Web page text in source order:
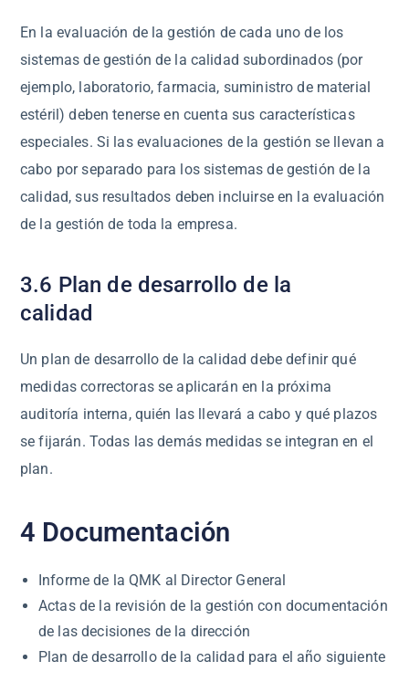
En la evaluación de la gestión de cada uno de los
sistemas de gestión de la calidad subordinados (por
ejemplo, laboratorio, farmacia, suministro de material
estéril) deben tenerse en cuenta sus características
especiales. Si las evaluaciones de la gestión se llevan a
cabo por separado para los sistemas de gestión de la
calidad, sus resultados deben incluirse en la evaluación
de la gestión de toda la empresa.
3.6 Plan de desarrollo de la
calidad
Un plan de desarrollo de la calidad debe definir qué
medidas correctoras se aplicarán en la próxima
auditoría interna, quién las llevará a cabo y qué plazos
se fijarán. Todas las demás medidas se integran en el
plan.
4 Documentación
Informe de la QMK al Director General
Actas de la revisión de la gestión con documentación
de las decisiones de la dirección
Plan de desarrollo de la calidad para el año siguiente